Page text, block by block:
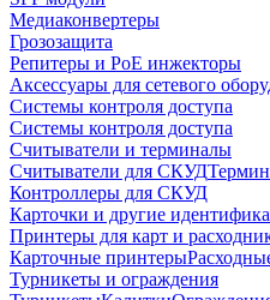
Медиаконвертеры
Грозозащита
Репитеры и PoE инжекторы
Аксессуары для сетевого
Системы контроля доступа
Системы контроля доступа
Считыватели и терминалы
Считыватели для СКУД
Контроллеры для СКУД
Карточки и другие
Принтеры для карт и
Карточные принтеры
Турникеты и ограждения